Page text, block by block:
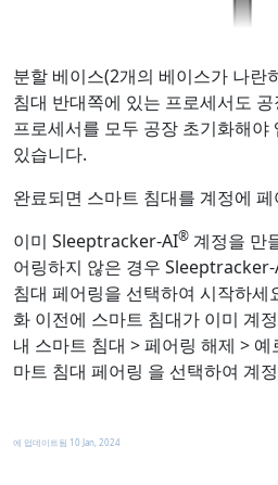
분할 베이스(2개의 베이스가 나란
침대 반대쪽에 있는 프로세서도
프로세서를 모두 공장 초기화해야
있습니다.
완료되면 스마트 침대를 계정에
이미 Sleeptracker-AI® 계정을 만
어링하지 않은 경우
침대 페어링을 선택하여 시작하세
화 이전에 스마트 침대가 이미 계
내 스마트 침대 >페어링 해제 > 예
마트 침대 페어링 을 선택하여 계
에 업데이트됨 10 Jan, 2024